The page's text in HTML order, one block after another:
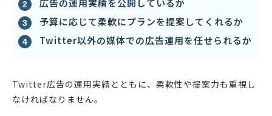
広告の運用実績を公開しているか
予算に応じて柔軟にプランを提案してくれるか
Twitter以外の媒体での広告運用を任せられるか
Twitter広告の運用実績とともに、柔軟性や提案力も重視し
なければなりません。